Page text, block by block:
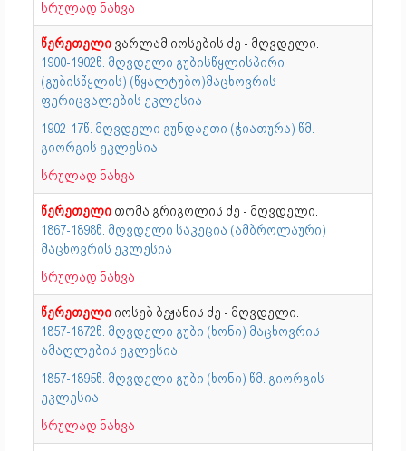
სრულად ნახვა
წერეთელი ვარლამ იოსების ძე - მღვდელი.
1900-1902წ. მღვდელი გუბისწყლისპირი
(გუბისწყლის) (წყალტუბო)მაცხოვრის
ფერიცვალების ეკლესია
1902-17წ. მღვდელი გუნდაეთი (ჭიათურა) წმ.
გიორგის ეკლესია
სრულად ნახვა
წერეთელი თომა გრიგოლის ძე - მღვდელი.
1867-1898წ. მღვდელი საკეცია (ამბროლაური)
მაცხოვრის ეკლესია
სრულად ნახვა
წერეთელი იოსებ ბეჟანის ძე - მღვდელი.
1857-1872წ. მღვდელი გუბი (ხონი) მაცხოვრის
ამაღლების ეკლესია
1857-1895წ. მღვდელი გუბი (ხონი) წმ. გიორგის
ეკლესია
სრულად ნახვა